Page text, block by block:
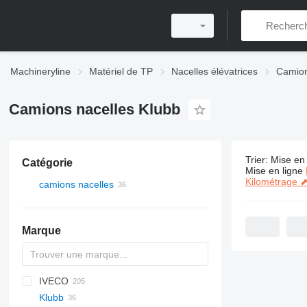
Machineryline Matériel de TP Nacelles élévatrices
Camions nacelles Klubb
Catégorie
camions nacelles
Marque
A series
D series
Jumper
CF
LF
CA
F-series
Ranger
Aumark
FL
3309
5201
Z series
HK
700
IVECO
Daily
4700
PNT
D-Max
N-Series
Klubb
36
Trier: Mise
Mise en ligne
Kilométrage ⬈